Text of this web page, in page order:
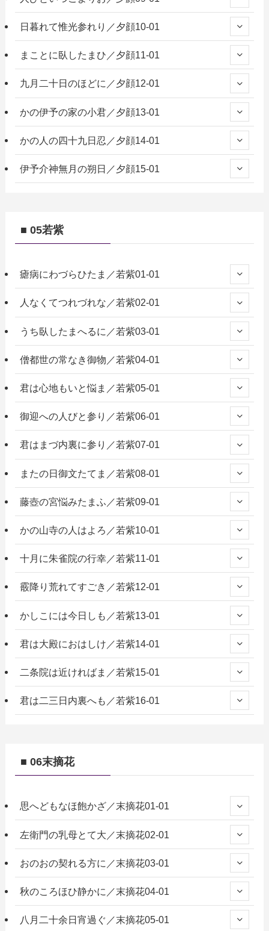
日暮れて惟光参れり／夕顔10-01
まことに臥したまひ／夕顔11-01
九月二十日のほどに／夕顔12-01
かの伊予の家の小君／夕顔13-01
かの人の四十九日忍／夕顔14-01
伊予介神無月の朔日／夕顔15-01
■ 05若紫
瘧病にわづらひたま／若紫01-01
人なくてつれづれな／若紫02-01
うち臥したまへるに／若紫03-01
僧都世の常なき御物／若紫04-01
君は心地もいと悩ま／若紫05-01
御迎への人びと参り／若紫06-01
君はまづ内裏に参り／若紫07-01
またの日御文たてま／若紫08-01
藤壺の宮悩みたまふ／若紫09-01
かの山寺の人はよろ／若紫10-01
十月に朱雀院の行幸／若紫11-01
霰降り荒れてすごき／若紫12-01
かしこには今日しも／若紫13-01
君は大殿におはしけ／若紫14-01
二条院は近ければま／若紫15-01
君は二三日内裏へも／若紫16-01
■ 06末摘花
思へどもなほ飽かざ／末摘花01-01
左衛門の乳母とて大／末摘花02-01
おのおの契れる方に／末摘花03-01
秋のころほひ静かに／末摘花04-01
八月二十余日宵過ぐ／末摘花05-01